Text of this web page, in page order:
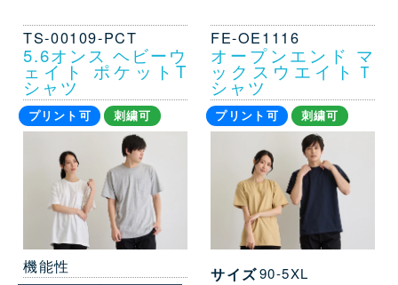
TS-00109-PCT
5.6オンス ヘビーウ
ェイト ポケットT
シャツ
プリント可 刺繍可
機能性
FE-OE1116
オープンエンド マ
ックスウエイトＴ
シャツ
プリント可 刺繍可
サイズ90-5XL